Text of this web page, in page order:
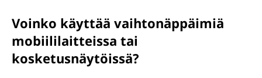
Voinko käyttää vaihtonäppäimiä
mobiililaitteissa tai
kosketusnäytöissä?